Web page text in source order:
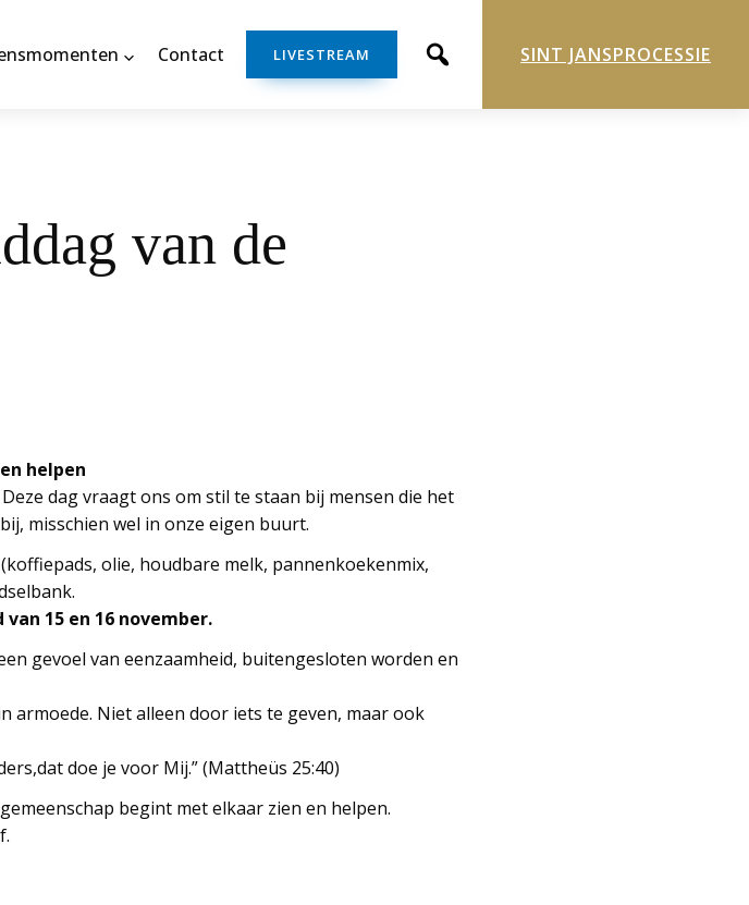
Contact LIVESTREAM SINT JANSPROCESSIE
van de
helpen
dag vraagt ons om stil te staan bij mensen die het
misschien wel in onze eigen buurt.
olie, houdbare melk, pannenkoekenmix,
15 en 16 november.
gevoel van eenzaamheid, buitengesloten worden en
armoede. Niet alleen door iets te geven, maar ook
doe je voor Mij.” (Mattheüs 25:40)
begint met elkaar zien en helpen.